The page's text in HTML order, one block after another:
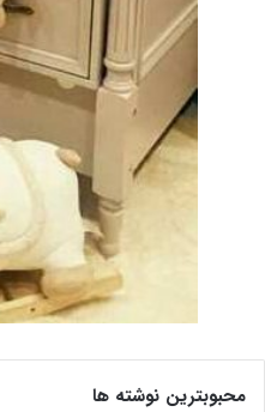
محبوبترین نوشته ها